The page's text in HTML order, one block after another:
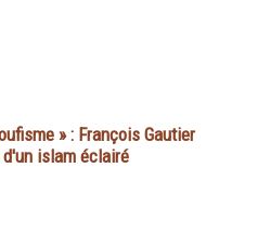
» : François Gautier
islam éclairé